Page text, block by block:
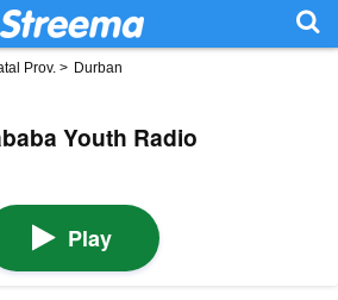
Prov. > Durban
Youth Radio
Play